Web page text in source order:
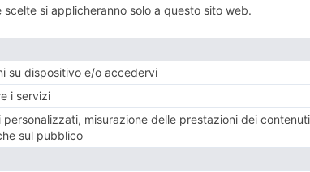
2026
tregua solo temporanea: Torino
verso un Ferragosto
rovente
7 AGOSTO
hashish